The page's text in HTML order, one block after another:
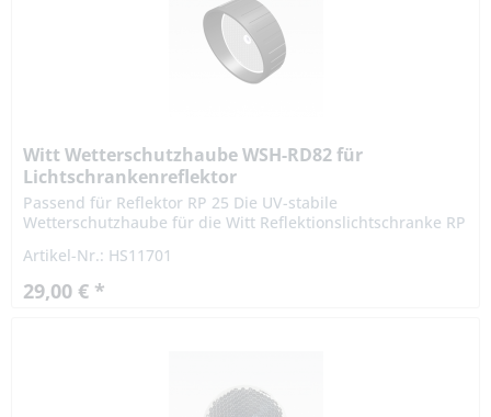
Witt Wetterschutzhaube WSH-RD82 für
Lichtschrankenreflektor
Passend für Reflektor RP 25 Die UV-stabile
Wetterschutzhaube für die Witt Reflektionslichtschranke RP
schützt vor...
Artikel-Nr.: HS11701
29,00 € *